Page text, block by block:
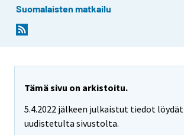
Suomalaisten matkailu
Tämä sivu on arkistoitu.
5.4.2022 jälkeen julkaistut tiedot löydät
uudistetulta sivustolta.